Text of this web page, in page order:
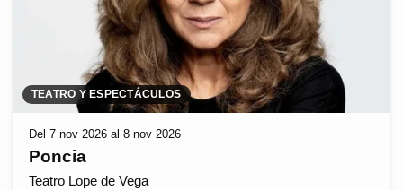
TEATRO Y ESPECTÁCULOS
Del 7 nov 2026 al 8 nov 2026
Poncia
Teatro Lope de Vega